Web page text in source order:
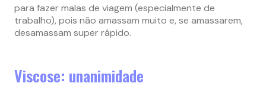
para fazer malas de viagem (especialmente de
trabalho), pois não amassam muito e, se amassarem,
desamassam super rápido.
Viscose: unanimidade